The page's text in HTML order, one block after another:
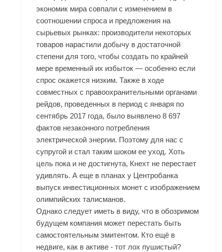
экономик мира совпали с изменением в
соотношении спроса и предложения на
сырьевых рынках: производители некоторых
товаров нарастили добычу в достаточной
степени для того, чтобы создать по крайней
мере временный их избыток — особенно если
спрос окажется низким. Также в ходе
совместных с правоохранительными органами
рейдов, проведенных в период с января по
сентябрь 2017 года, было выявлено 8 697
фактов незаконного потребления
электрической энергии. Поэтому для нас с
супругой и стал таким шоком ее уход. Хоть
цель пока и не достигнута, Кнехт не перестает
удивлять. А еще в планах у Центробанка
выпуск инвестиционных монет с изображением
олимпийских талисманов.
Однако следует иметь в виду, что в обозримом
будущем компания может перестать быть
самостоятельным эмитентом. Кто ещё в
недвиге, как в активе - тот лох пушистый?